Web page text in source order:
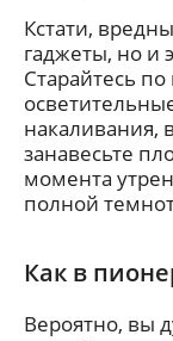
Кстати,
гаджеты, но и
Старайтесь
накаливания,
занавесьте
момента
полной
Как в
Вероятно, вы